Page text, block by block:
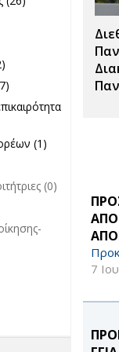
ΑΠΟ
7
Μεταπτυχιακές
filter
Διακρίσεις
filter
filter
Σπουδές
φορέων
(1)
φορέων filter
filter
(0)